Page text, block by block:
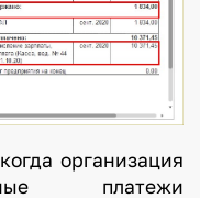
организация
платежи